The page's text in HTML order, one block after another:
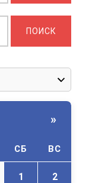
»
СБ ВС
1 2